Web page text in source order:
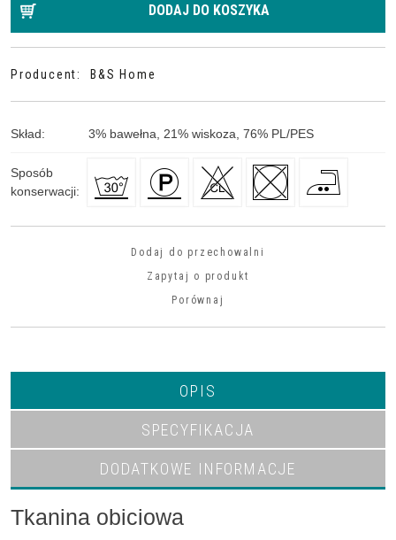
DODAJ DO KOSZYKA
Producent: B&S Home
Skład: 3% bawełna, 21% wiskoza, 76% PL/PES
Sposób
konserwacji:
Dodaj do przechowalni
Zapytaj o produkt
Porównaj
OPIS
SPECYFIKACJA
DODATKOWE INFORMACJE
Tkanina obiciowa